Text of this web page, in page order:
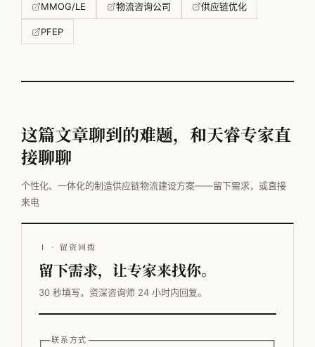
MMOG/LE 物流咨询公司 供应链优化
PFEP
这篇文章聊到的难题，和天睿专家直
接聊聊
个性化、一体化的制造供应链物流建设方案——留下需求，或直接
来电
Ⅰ · 留资回拨
留下需求，让专家来找你。
30 秒填写，资深咨询师 24 小时内回复。
联系方式